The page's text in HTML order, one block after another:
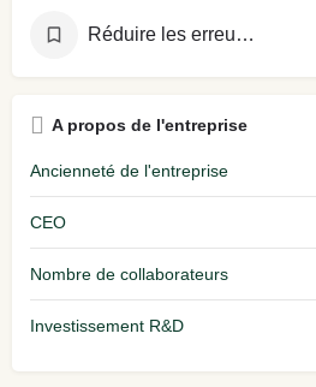
Réduire les erreurs opérationnelles
A propos de l'entreprise
Ancienneté de l'entreprise
CEO
Nombre de collaborateurs
Investissement R&D